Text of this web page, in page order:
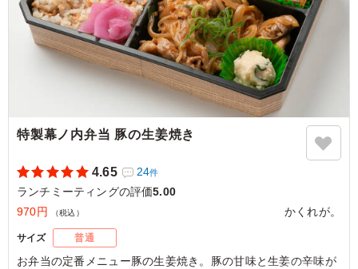
当です。
ご利用シーン：会議・セミナー›ランチミーティング
京都府京都市西京区大枝北沓掛町2026/03/25
特製幕ノ内弁当 豚の生姜焼き
4.65 24件
ランチミーティングの評価5.00
970円
（税込） かくれが。
サイズ 普通
お弁当の定番メニュー豚の生姜焼き。豚の甘味と生姜の辛味が